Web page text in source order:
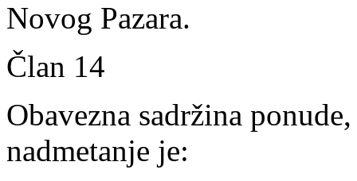
Novog Pazara.
Član 14
Obavezna sadržina
nadmetanje je: